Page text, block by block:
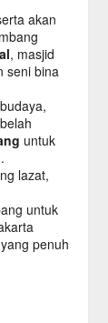
akan
, masjid
seni bina
untuk
lazat,
untuk
penuh